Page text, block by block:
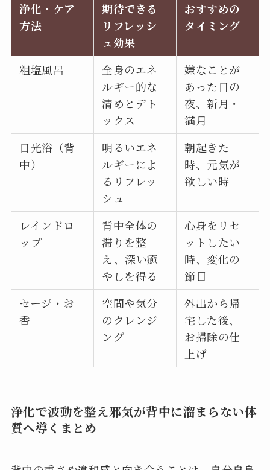
浄化・ケア
方法
期待できる
リフレッシ
ュ効果
おすすめの
タイミング
粗塩風呂
全身のエネ
ルギー的な
清めとデト
ックス
嫌なことが
あった日の
夜、新月・
満月
日光浴（背
中）
明るいエネ
ルギーによ
るリフレッ
シュ
朝起きた
時、元気が
欲しい時
レインドロ
ップ
背中全体の
滞りを整
え、深い癒
やしを得る
心身をリセ
ットしたい
時、変化の
節目
セージ・お
香
空間や気分
のクレンジ
ング
外出から帰
宅した後、
お掃除の仕
上げ
浄化で波動を整え邪気が背中に溜まらない体
質へ導くまとめ